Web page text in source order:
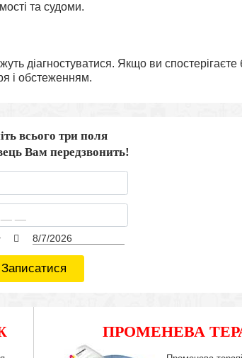
та судоми.
діагностуватися. Якщо ви спостерігаєте
і обстеженням.
всього три поля
Вам передзвонить!
Записатися
ПРОМЕНЕВА